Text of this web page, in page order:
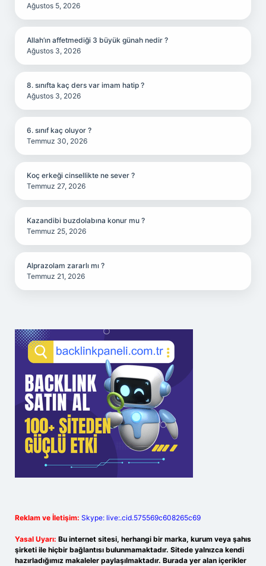
Ağustos 5, 2026
Allah’ın affetmediği 3 büyük günah nedir ?
Ağustos 3, 2026
8. sınıfta kaç ders var imam hatip ?
Ağustos 3, 2026
6. sınıf kaç oluyor ?
Temmuz 30, 2026
Koç erkeği cinsellikte ne sever ?
Temmuz 27, 2026
Kazandibi buzdolabına konur mu ?
Temmuz 25, 2026
Alprazolam zararlı mı ?
Temmuz 21, 2026
Reklam ve İletişim: Skype: live:.cid.575569c608265c69
Yasal Uyarı: Bu internet sitesi, herhangi bir marka, kurum veya şahıs
şirketi ile hiçbir bağlantısı bulunmamaktadır. Sitede yalnızca kendi
hazırladığımız makaleler paylaşılmaktadır. Burada yer alan içerikler